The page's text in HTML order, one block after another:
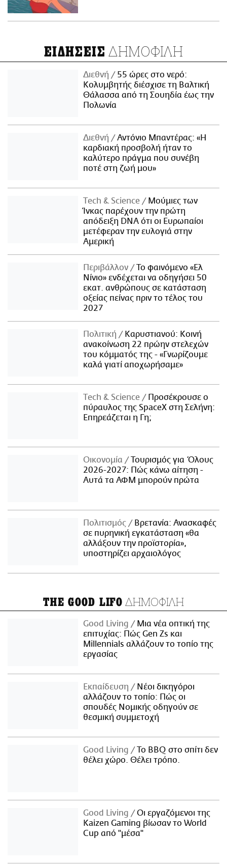
ΕΙΔΗΣΕΙΣ ΔΗΜΟΦΙΛΗ
Διεθνή
55 ώρες στο νερό:
Κολυμβητής διέσχισε τη Βαλτική
Θάλασσα από τη Σουηδία έως την
Πολωνία
Διεθνή
Αντόνιο Μπαντέρας: «Η
καρδιακή προσβολή ήταν το
καλύτερο πράγμα που συνέβη
ποτέ στη ζωή μου»
Τech & Science
Μούμιες των
Ίνκας παρέχουν την πρώτη
απόδειξη DNA ότι οι Ευρωπαίοι
μετέφεραν την ευλογιά στην
Αμερική
Περιβάλλον
Το φαινόμενο «Ελ
Νίνιο» ενδέχεται να οδηγήσει 50
εκατ. ανθρώπους σε κατάσταση
οξείας πείνας πριν το τέλος του
2027
Πολιτική
Καρυστιανού: Κοινή
ανακοίνωση 22 πρώην στελεχών
του κόμματός της - «Γνωρίζουμε
καλά γιατί αποχωρήσαμε»
Τech & Science
Προσέκρουσε ο
πύραυλος της SpaceX στη Σελήνη:
Επηρεάζεται η Γη;
Οικονομία
Τουρισμός για Όλους
2026-2027: Πώς κάνω αίτηση -
Αυτά τα ΑΦΜ μπορούν πρώτα
Πολιτισμός
Βρετανία: Ανασκαφές
σε πυρηνική εγκατάσταση «θα
αλλάξουν την προϊστορία»,
υποστηρίζει αρχαιολόγος
THE GOOD LIFO ΔΗΜΟΦΙΛΗ
Good Living
Μια νέα οπτική της
επιτυχίας: Πώς Gen Zs και
Millennials αλλάζουν το τοπίο της
εργασίας
Εκπαίδευση
Νέοι δικηγόροι
αλλάζουν το τοπίο: Πώς οι
σπουδές Νομικής οδηγούν σε
θεσμική συμμετοχή
Good Living
Το BBQ στο σπίτι δεν
θέλει χώρο. Θέλει τρόπο.
Good Living
Οι εργαζόμενοι της
Kaizen Gaming βίωσαν το World
Cup από "μέσα"